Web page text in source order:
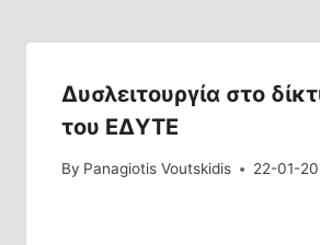
Δυσλειτουργία στο
του ΕΔΥΤΕ
By Panagiotis Voutskidis 22-01-